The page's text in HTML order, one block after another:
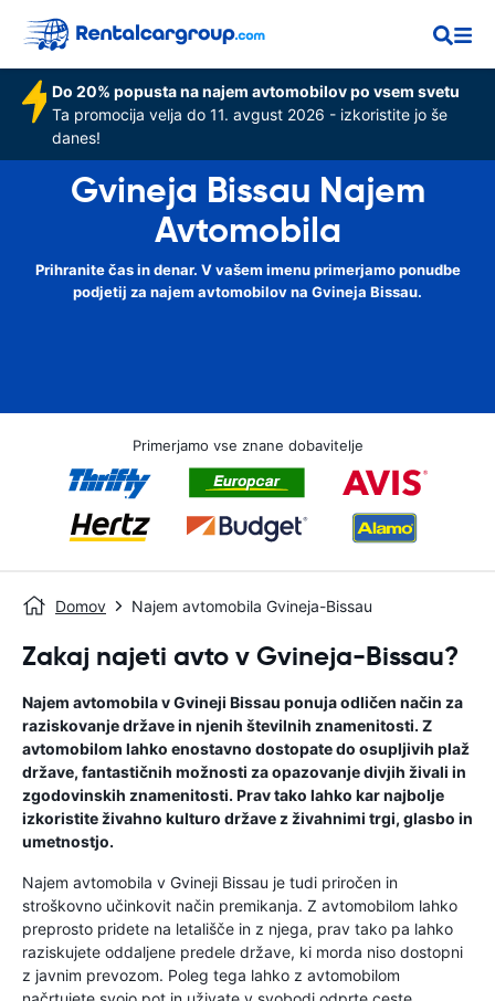
Do 20% popusta na najem avtomobilov po vsem svetu
Ta promocija velja do 11. avgust 2026 - izkoristite jo še
danes!
Gvineja Bissau Najem
Avtomobila
Prihranite čas in denar. V vašem imenu primerjamo ponudbe
podjetij za najem avtomobilov na Gvineja Bissau.
Primerjamo vse znane dobavitelje
Domov Najem avtomobila Gvineja-Bissau
Zakaj najeti avto v Gvineja-Bissau?
Najem avtomobila v Gvineji Bissau ponuja odličen način za
raziskovanje države in njenih številnih znamenitosti. Z
avtomobilom lahko enostavno dostopate do osupljivih plaž
države, fantastičnih možnosti za opazovanje divjih živali in
zgodovinskih znamenitosti. Prav tako lahko kar najbolje
izkoristite živahno kulturo države z živahnimi trgi, glasbo in
umetnostjo.
Najem avtomobila v Gvineji Bissau je tudi priročen in
stroškovno učinkovit način premikanja. Z avtomobilom lahko
preprosto pridete na letališče in z njega, prav tako pa lahko
raziskujete oddaljene predele države, ki morda niso dostopni
z javnim prevozom. Poleg tega lahko z avtomobilom